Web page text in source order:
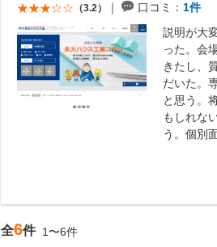
（3.2） 口コミ： 1件
説明が大
った。会
きたし、
だいた。
と思う。
もしれな
う。個別
全6件 1〜6件